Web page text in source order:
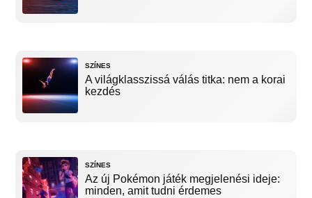
SZÍNES
A világklasszissá válás titka: nem a korai
kezdés
SZÍNES
Az új Pokémon játék megjelenési ideje:
minden, amit tudni érdemes